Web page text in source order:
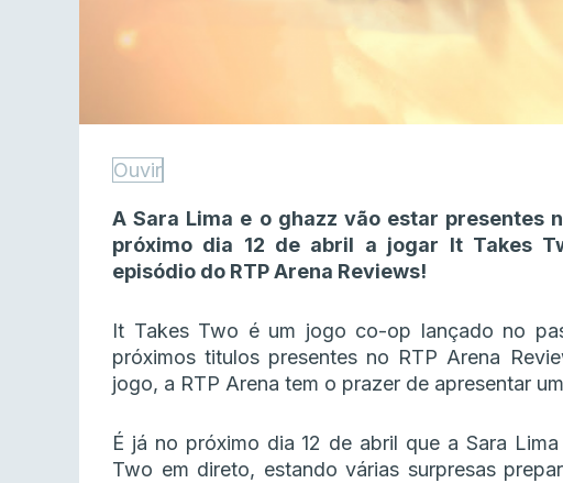
Ouvir
A Sara Lima e o ghazz vão estar presentes
próximo dia 12 de abril a jogar It Takes
episódio do RTP Arena Reviews!
It Takes Two é um jogo co-op lançado no
próximos titulos presentes no RTP Arena
jogo, a RTP Arena tem o prazer de apresentar
É já no próximo dia 12 de abril que a Sara
Two em direto, estando várias surpresas